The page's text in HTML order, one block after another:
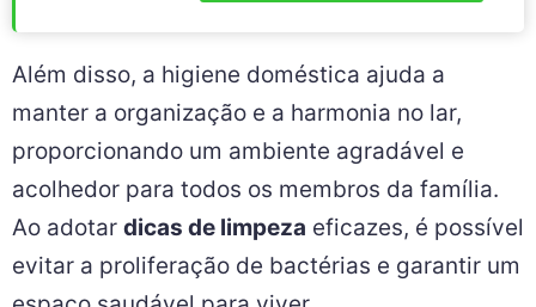
Além disso, a higiene doméstica ajuda a
manter a organização e a harmonia no lar,
proporcionando um ambiente agradável e
acolhedor para todos os membros da família.
Ao adotar dicas de limpeza eficazes, é possível
evitar a proliferação de bactérias e garantir um